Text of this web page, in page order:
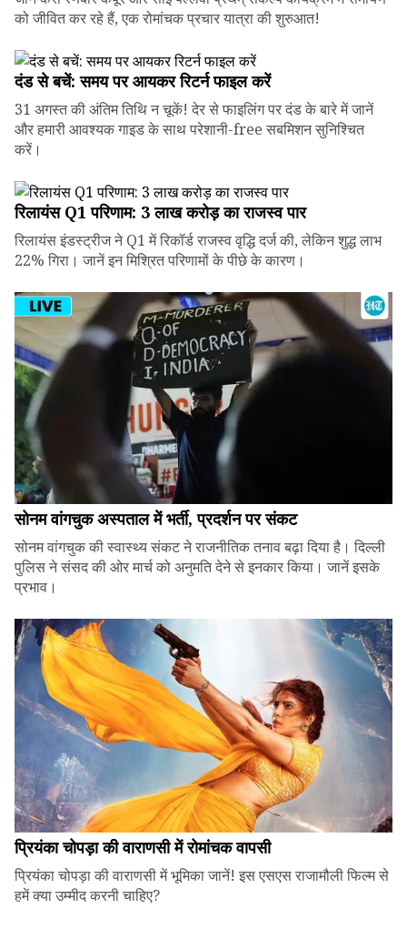
को जीवित कर रहे हैं, एक रोमांचक प्रचार यात्रा की शुरुआत!
दंड से बचें: समय पर आयकर रिटर्न फाइल करें
31 अगस्त की अंतिम तिथि न चूकें! देर से फाइलिंग पर दंड के बारे में जानें
और हमारी आवश्यक गाइड के साथ परेशानी-free सबमिशन सुनिश्चित
करें।
रिलायंस Q1 परिणाम: ₹3 लाख करोड़ का राजस्व पार
रिलायंस इंडस्ट्रीज ने Q1 में रिकॉर्ड राजस्व वृद्धि दर्ज की, लेकिन शुद्ध लाभ
22% गिरा। जानें इन मिश्रित परिणामों के पीछे के कारण।
सोनम वांगचुक अस्पताल में भर्ती, प्रदर्शन पर संकट
सोनम वांगचुक की स्वास्थ्य संकट ने राजनीतिक तनाव बढ़ा दिया है। दिल्ली
पुलिस ने संसद की ओर मार्च को अनुमति देने से इनकार किया। जानें इसके
प्रभाव।
प्रियंका चोपड़ा की वाराणसी में रोमांचक वापसी
प्रियंका चोपड़ा की वाराणसी में भूमिका जानें! इस एसएस राजामौली फिल्म से
हमें क्या उम्मीद करनी चाहिए?